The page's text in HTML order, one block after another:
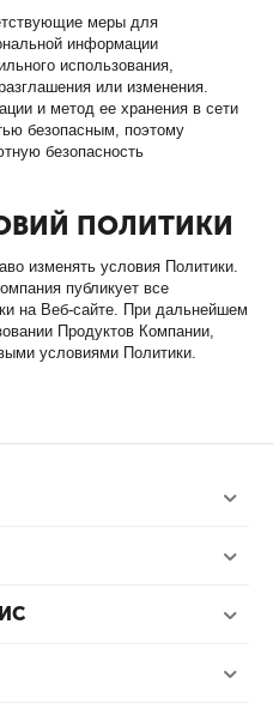
меры для
информации
использования,
или изменения.
и метод ее хранения в сети
безопасным, поэтому
безопасность
ПОЛИТИКИ
изменять условия Политики.
публикует все
на Веб-сайте. При дальнейшем
Продуктов Компании,
условиями Политики.